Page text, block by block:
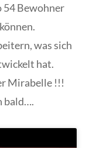
54 Bewohner
was sich
hat.
Mirabelle !!!
bald….